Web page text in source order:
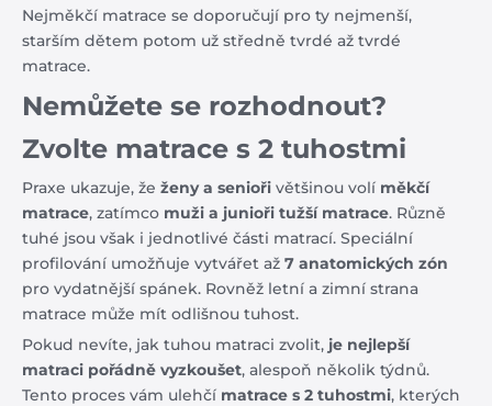
Nejměkčí matrace se doporučují pro ty nejmenší,
starším dětem potom už středně tvrdé až tvrdé
matrace.
Nemůžete se rozhodnout?
Zvolte matrace s 2 tuhostmi
Praxe ukazuje, že ženy a senioři většinou volí měkčí
matrace, zatímco muži a junioři tužší matrace. Různě
tuhé jsou však i jednotlivé části matrací. Speciální
profilování umožňuje vytvářet až 7 anatomických zón
pro vydatnější spánek. Rovněž letní a zimní strana
matrace může mít odlišnou tuhost.
Pokud nevíte, jak tuhou matraci zvolit, je nejlepší
matraci pořádně vyzkoušet, alespoň několik týdnů.
Tento proces vám ulehčí matrace s 2 tuhostmi, kterých